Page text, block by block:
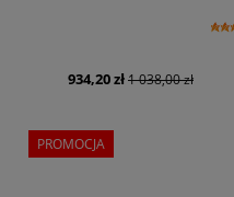
934,20 zł1 038,00 zł
PROMOCJA